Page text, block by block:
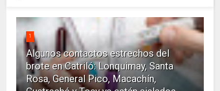
1
Algunos contactos estrechos del
brote en Catriló: Lonquimay, Santa
Rosa, General Pico, Macachín,